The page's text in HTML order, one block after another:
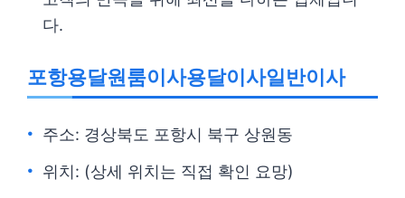
다.
포항용달원룸이사용달이사일반이사
주소: 경상북도 포항시 북구 상원동
위치: (상세 위치는 직접 확인 요망)